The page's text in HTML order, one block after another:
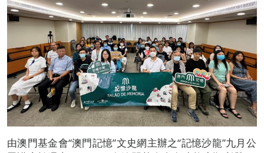
由澳門基金會“澳門記憶”文史網主辦之“記憶沙龍”九月公